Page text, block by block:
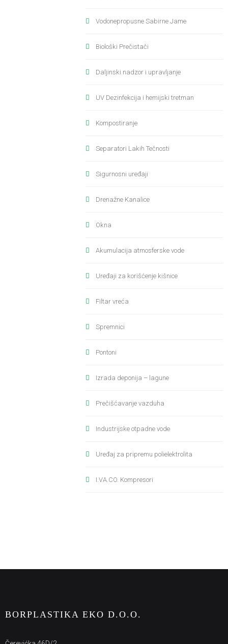
Vodonepropusne Sabirne Jame
Biološki Prečistači
Daljinski nadzor i upravljanje
UV Dezinfekcija i hemijski tretman
Kompostiranje
Separatori Lakih Tečnosti
Sigurnosni uređaji
Drenažne Kanalice
Okna
Akumulacija atmosferske vode
Uređaji za korišćenje kišnice
Filtar vreća
Spremnici
Pontoni
Izrada deponija – lagune
Prečišćavanje vazduha
Industrijske otpadne vode
Uređaj za pripremu polielektrolita
I.VA.CO. Kompresori
BORPLASTIKA EKO D.O.O.